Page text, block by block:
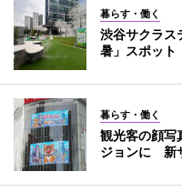
暮らす・働く
渋谷サクラス
暑」スポット
暮らす・働く
観光客の顔写
ジョンに 新